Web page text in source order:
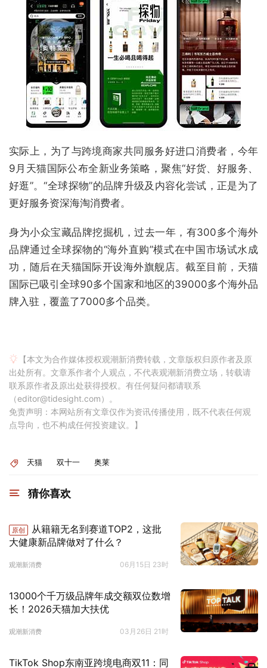
实际上，为了与跨境商家共同服务好进口消费者，今年
9月天猫国际公布全新业务策略，聚焦“好货、好服务、
好逛”。“全球探物”的品牌升级及内容化尝试，正是为了
更好服务资深海淘消费者。
身为小众宝藏品牌挖掘机，过去一年，有300多个海外
品牌通过全球探物的“海外直购”模式在中国市场试水成
功，随后在天猫国际开设海外旗舰店。截至目前，天猫
国际已吸引全球90多个国家和地区的39000多个海外品
牌入驻，覆盖了7000多个品类。
【本文为合作媒体授权观潮新消费转载，文章版权归原作者及原
出处所有。文章系作者个人观点，不代表观潮新消费立场，转载请
联系原作者及原出处获得授权。有任何疑问都请联系
（editor@tidesight.com）。
免责声明：本网站所有文章仅作为资讯传播使用，既不代表任何观
点导向，也不构成任何投资建议。】
天猫 双十一 奥莱
猜你喜欢
原创
从籍籍无名到赛道TOP2，这批
大健康新品牌做对了什么？
观潮新消费 06月15日 23时
13000个千万级品牌年成交额双位数增
长！2026天猫加大扶优
观潮新消费 03月26日 21时
TikTok Shop东南亚跨境电商双11：同